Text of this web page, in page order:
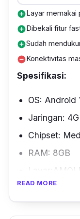
Spesifikasi
penggunaan
MP, (depth) di
kamera selfie
melengkapi
sidik jari dan
add_circleLayar memakai
add_circleDibekali fitur
add_circleSudah
remove_circleKonektivitas
Spesifikasi:
OS: Android
Jaringan: 4G
Chipset:
RAM: 8GB
Baterai:
READ MORE